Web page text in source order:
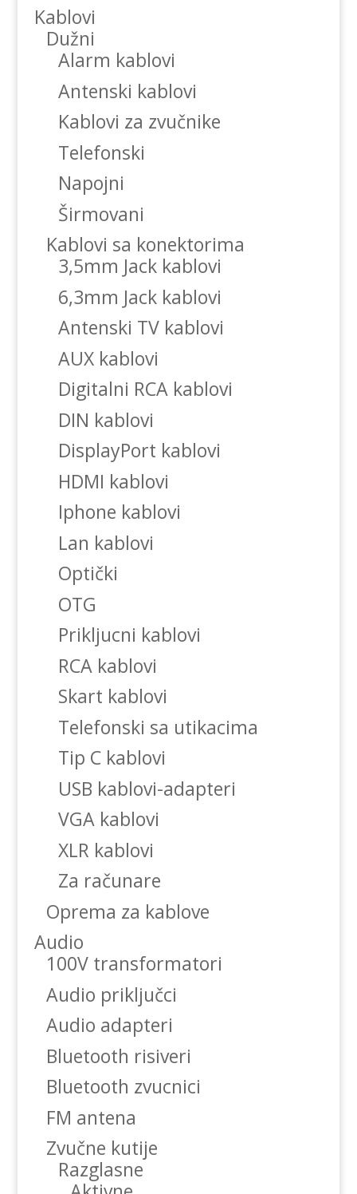
Kablovi
Dužni
Alarm kablovi
Antenski kablovi
Kablovi za zvučnike
Telefonski
Napojni
Širmovani
Kablovi sa konektorima
3,5mm Jack kablovi
6,3mm Jack kablovi
Antenski TV kablovi
AUX kablovi
Digitalni RCA kablovi
DIN kablovi
DisplayPort kablovi
HDMI kablovi
Iphone kablovi
Lan kablovi
Optički
OTG
Prikljucni kablovi
RCA kablovi
Skart kablovi
Telefonski sa utikacima
Tip C kablovi
USB kablovi-adapteri
VGA kablovi
XLR kablovi
Za računare
Oprema za kablove
Audio
100V transformatori
Audio priključci
Audio adapteri
Bluetooth risiveri
Bluetooth zvucnici
FM antena
Zvučne kutije
Razglasne